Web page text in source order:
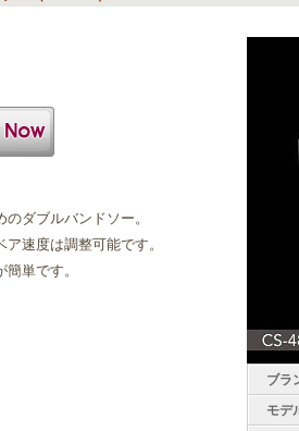
ブラ
モデ
ダブルバンドソー。
速度は調整可能です。
単です。